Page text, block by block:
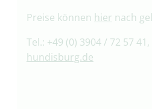
Preise können hier nach
Tel.: +49 (0) 3904 / 72 57 41,
hundisburg.de